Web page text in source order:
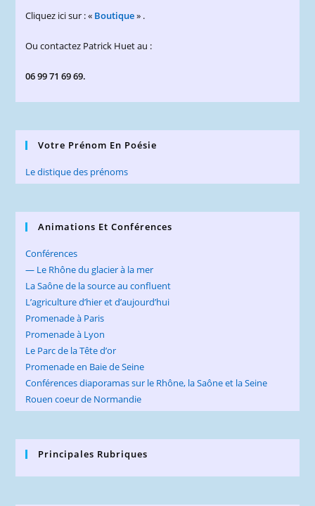
Cliquez ici sur : « Boutique» .
Ou contactez Patrick Huet au :
06 99 71 69 69.
Votre Prénom En Poésie
Le distique des prénoms
Animations Et Conférences
Conférences
— Le Rhône du glacier à la mer
La Saône de la source au confluent
L’agriculture d’hier et d’aujourd’hui
Promenade à Paris
Promenade à Lyon
Le Parc de la Tête d’or
Promenade en Baie de Seine
Conférences diaporamas sur le Rhône, la Saône et la Seine
Rouen coeur de Normandie
Principales Rubriques